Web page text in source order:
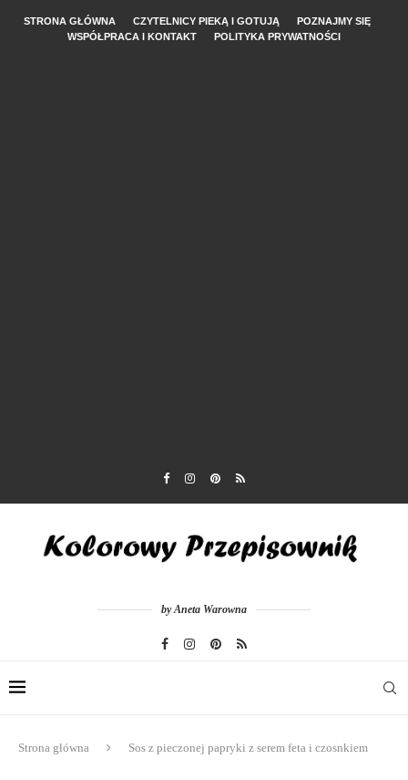
STRONA GŁÓWNA CZYTELNICY PIEKĄ I GOTUJĄ
POZNAJMY SIĘ
WSPÓŁPRACA I KONTAKT
POLITYKA PRYWATNOŚCI
by Aneta Warowna
Strona główna Sos z pieczonej papryki z serem feta i czosnkiem